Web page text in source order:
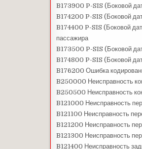
B173900 P-SIS (Боковой
B174200 P-SIS (Боковой
B174400 P-SIS (Боковой
пассажира
B173500 P-SIS (Боковой
B174800 P-SIS (Боковой
B176200 Ошибка
B250000 Неисправность
B250500 Неисправность
B121000 Неисправность
B121100 Неисправность
B121200 Неисправность
B121300 Неисправность
B121400 Неисправность